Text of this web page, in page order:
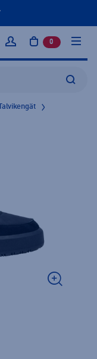
Kirjaudu sisään
0 tuotetta
Talvikengät